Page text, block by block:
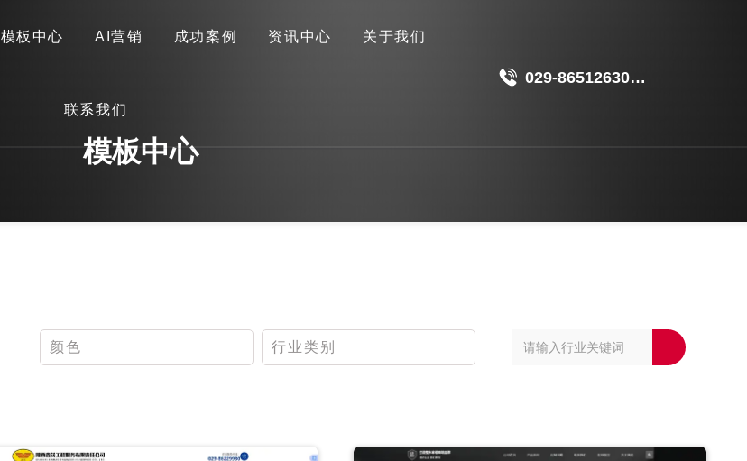
模板中心 AI营销 成功案例 资讯中心 关于我们
联系我们
029-86512630
关于我们 网站建设 小程序 模板中心
模板中心
颜色 行业类别